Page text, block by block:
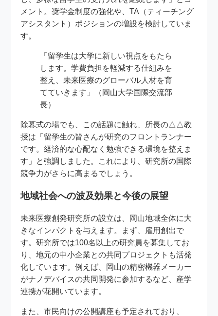
メント。奨学金制度の強化や、TA（ティーチング
アシスタント）ポジションの増設を検討していま
す。
「留学生は大学に新しい視点をもたら
します。学費負担を軽減する仕組みを
整え、未来医療のグローバル人材を育
てていきます」（岡山大学国際交流部
長）
除幕式の場でも、この話題に触れ、所長の△△教
授は「留学生の皆さんが研究のフロントランナー
です。経済的な心配なく勉強できる環境を整えま
す」と強調しました。これにより、研究所の国際
競争力がさらに高まるでしょう。
地域社会への波及効果と今後の展望
未来医療創発研究所の設立は、岡山地域全体に大
きなインパクトを与えます。まず、雇用創出で
す。研究所では100名以上の研究員を募集してお
り、地元の中小企業との共同プロジェクトも活発
化しています。例えば、岡山の精密機器メーカー
がナノデバイスの共同開発に参加するなど、産学
連携が花開いています。
また、市民向けの公開講座も予定されており、